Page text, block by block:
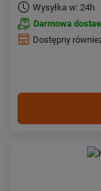
Wysyłka w: 24h
Darmowa
Dostępny